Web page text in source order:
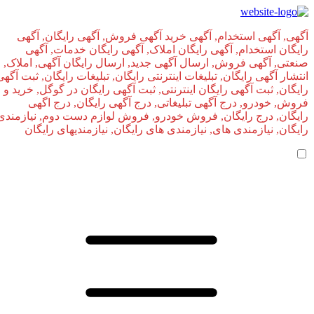
آگهی, آگهی استخدام, آگهی خرید آگهی فروش, آگهی رایگان, آگهی
رایگان استخدام, آگهی رایگان املاک, آگهی رایگان خدمات, آگهی
صنعتی, آگهی فروش, ارسال آگهی جدید, ارسال رایگان آگهی, املاک,
انتشار آگهی رایگان, تبلیغات اینترنتی رایگان, تبلیغات رایگان, ثبت آگهی
رایگان, ثبت آگهی رایگان اینترنتی, ثبت آگهی رایگان در گوگل, خرید و
فروش, خودرو, درج آگهی تبلیغاتی, درج آگهی رایگان, درج اگهی
رایگان, درج رایگان, فروش خودرو, فروش لوازم دست دوم, نیازمندی
رایگان, نیازمندی های, نیازمندی‌ های رایگان, نیازمندیهای رایگان